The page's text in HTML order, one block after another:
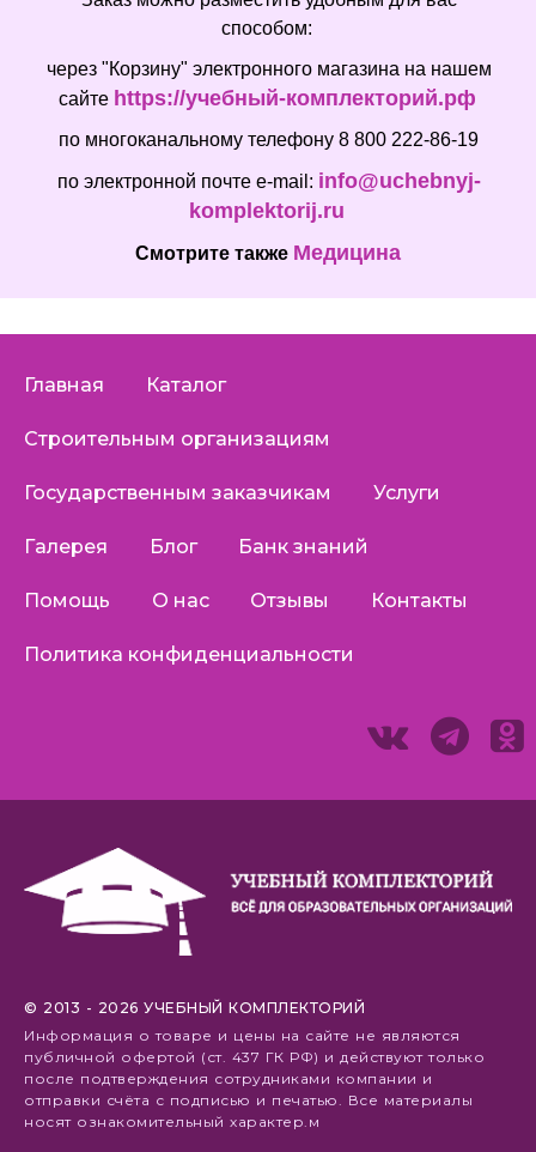
способом:
через "Корзину" электронного магазина на нашем
сайте https://учебный-комплекторий.рф
по многоканальному телефону 8 800 222-86-19
по электронной почте e-mail: info@uchebnyj-
komplektorij.ru
Смотрите также Медицина
Главная Каталог
Строительным организациям
Государственным заказчикам Услуги
Галерея Блог Банк знаний
Помощь О нас Отзывы Контакты
Политика конфиденциальности
© 2013 - 2026 УЧЕБНЫЙ КОМПЛЕКТОРИЙ
Информация о товаре и цены на сайте не являются
публичной офертой (ст. 437 ГК РФ) и действуют только
после подтверждения сотрудниками компании и
отправки счёта с подписью и печатью. Все материалы
носят ознакомительный характер.м